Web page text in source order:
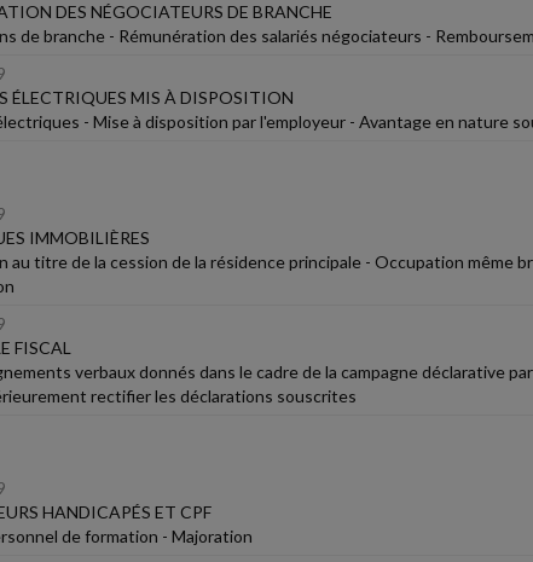
DES NÉGOCIATEURS DE BRANCHE
de branche - Rémunération des salariés négociateurs -
ÉLECTRIQUES MIS À DISPOSITION
- Mise à disposition par l'employeur - Avantage en nature
IMMOBILIÈRES
au titre de la cession de la résidence principale - Occupation même
FISCAL
verbaux donnés dans le cadre de la campagne déclarative
rectifier les déclarations souscrites
HANDICAPÉS ET CPF
de formation - Majoration